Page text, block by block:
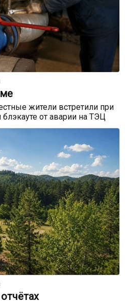
жители встретили при
блэкауте от аварии на ТЭЦ